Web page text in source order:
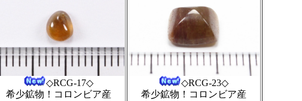
◇RCG-17◇
希少鉱物！コロンビア産
◇RCG-23◇
希少鉱物！コロンビア産